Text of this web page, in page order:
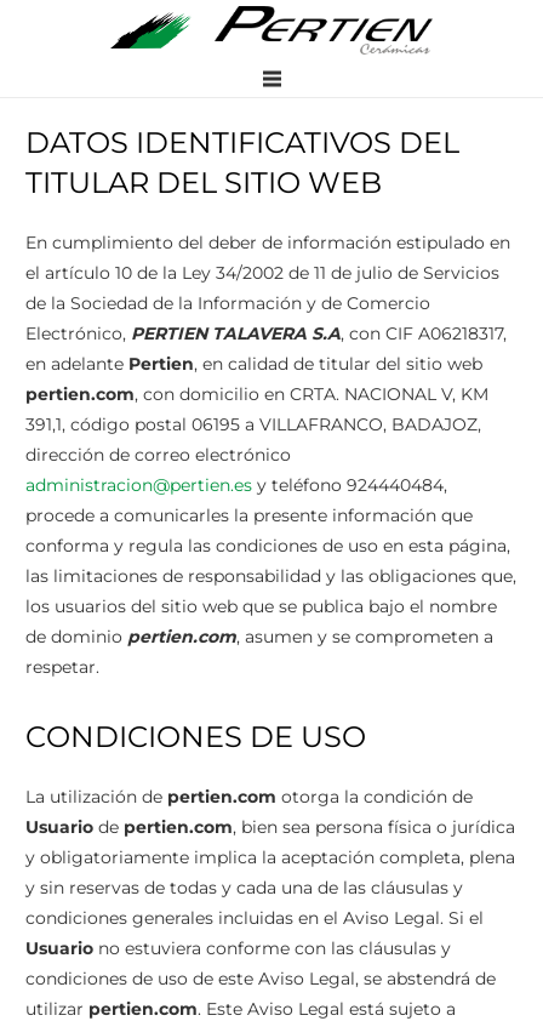
DATOS IDENTIFICATIVOS DEL
TITULAR DEL SITIO WEB
En cumplimiento del deber de información estipulado en
el artículo 10 de la Ley 34/2002 de 11 de julio de Servicios
de la Sociedad de la Información y de Comercio
Electrónico, PERTIEN TALAVERA S.A, con CIF A06218317,
en adelante Pertien, en calidad de titular del sitio web
pertien.com, con domicilio en CRTA. NACIONAL V, KM
391,1, código postal 06195 a VILLAFRANCO, BADAJOZ,
dirección de correo electrónico
administracion@pertien.es y teléfono 924440484,
procede a comunicarles la presente información que
conforma y regula las condiciones de uso en esta página,
las limitaciones de responsabilidad y las obligaciones que,
los usuarios del sitio web que se publica bajo el nombre
de dominio pertien.com, asumen y se comprometen a
respetar.
CONDICIONES DE USO
La utilización de pertien.com otorga la condición de
Usuario de pertien.com, bien sea persona física o jurídica
y obligatoriamente implica la aceptación completa, plena
y sin reservas de todas y cada una de las cláusulas y
condiciones generales incluidas en el Aviso Legal. Si el
Usuario no estuviera conforme con las cláusulas y
condiciones de uso de este Aviso Legal, se abstendrá de
utilizar pertien.com. Este Aviso Legal está sujeto a